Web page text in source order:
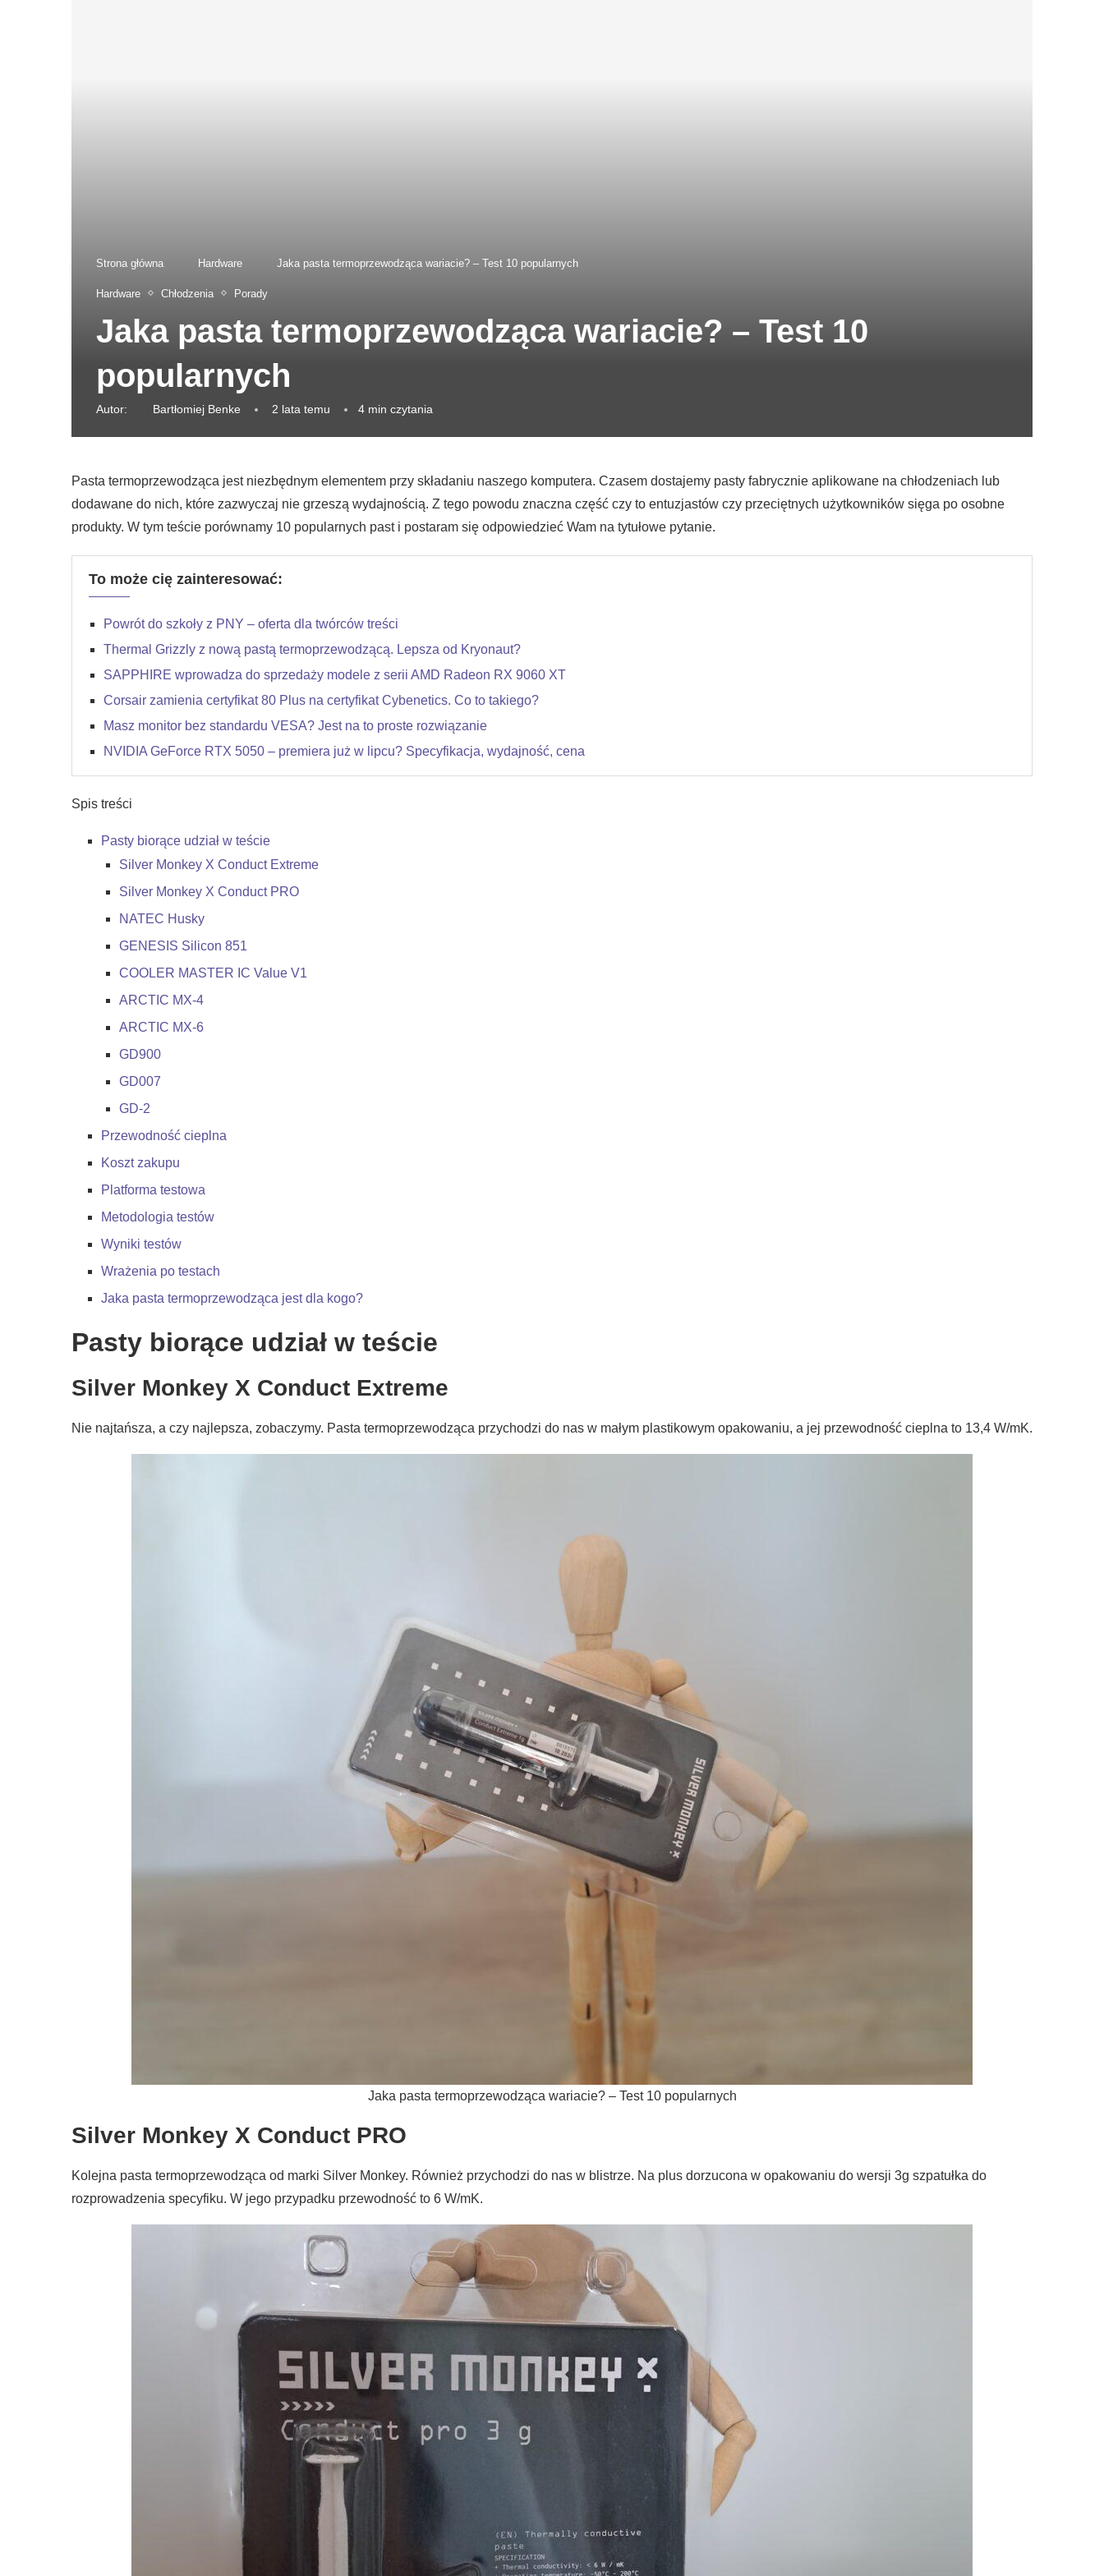
Strona główna Hardware Jaka pasta termoprzewodząca wariacie? – Test 10 popularnych
Hardware Chłodzenia Porady
Jaka pasta termoprzewodząca wariacie? – Test 10
popularnych
Autor: Bartłomiej Benke 2 lata temu 4 min czytania
Pasta termoprzewodząca jest niezbędnym elementem przy składaniu naszego komputera. Czasem dostajemy pasty fabrycznie aplikowane na chłodzeniach lub
dodawane do nich, które zazwyczaj nie grzeszą wydajnością. Z tego powodu znaczna część czy to entuzjastów czy przeciętnych użytkowników sięga po osobne
produkty. W tym teście porównamy 10 popularnych past i postaram się odpowiedzieć Wam na tytułowe pytanie.
To może cię zainteresować:
Powrót do szkoły z PNY – oferta dla twórców treści
Thermal Grizzly z nową pastą termoprzewodzącą. Lepsza od Kryonaut?
SAPPHIRE wprowadza do sprzedaży modele z serii AMD Radeon RX 9060 XT
Corsair zamienia certyfikat 80 Plus na certyfikat Cybenetics. Co to takiego?
Masz monitor bez standardu VESA? Jest na to proste rozwiązanie
NVIDIA GeForce RTX 5050 – premiera już w lipcu? Specyfikacja, wydajność, cena
Spis treści
Pasty biorące udział w teście
Silver Monkey X Conduct Extreme
Silver Monkey X Conduct PRO
NATEC Husky
GENESIS Silicon 851
COOLER MASTER IC Value V1
ARCTIC MX-4
ARCTIC MX-6
GD900
GD007
GD-2
Przewodność cieplna
Koszt zakupu
Platforma testowa
Metodologia testów
Wyniki testów
Wrażenia po testach
Jaka pasta termoprzewodząca jest dla kogo?
Pasty biorące udział w teście
Silver Monkey X Conduct Extreme
Nie najtańsza, a czy najlepsza, zobaczymy. Pasta termoprzewodząca przychodzi do nas w małym plastikowym opakowaniu, a jej przewodność cieplna to 13,4 W/mK.
Jaka pasta termoprzewodząca wariacie? – Test 10 popularnych
Silver Monkey X Conduct PRO
Kolejna pasta termoprzewodząca od marki Silver Monkey. Również przychodzi do nas w blistrze. Na plus dorzucona w opakowaniu do wersji 3g szpatułka do
rozprowadzenia specyfiku. W jego przypadku przewodność to 6 W/mK.